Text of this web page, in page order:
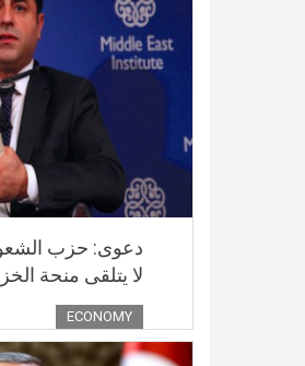
دعوى: حزب
لا يتلقى منحة
ECONOMY